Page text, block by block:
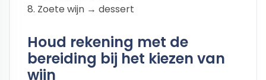
Zoete wijn → dessert
Houd rekening met de
bereiding bij het kiezen van
wijn